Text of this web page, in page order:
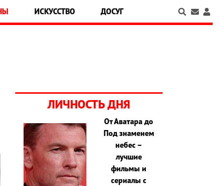
ИСКУССТВО ДОСУГ
ЛИЧНОСТЬ ДНЯ
От Аватара до
Под знаменем
небес –
лучшие
фильмы и
сериалы с